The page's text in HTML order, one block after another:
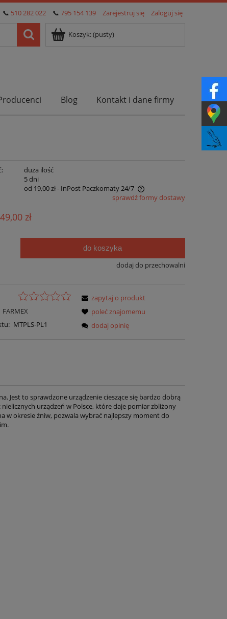
📞 510 282 022 📞 795 154 139 Zarejestruj się Zaloguj się
Koszyk:(pusty)
Blog Kontakt i dane firmy
duża ilość
5 dni
od 19,00 zł- InPost Paczkomaty 24/7
płatności
sprawdź formy dostawy
zł
do koszyka
dodaj do przechowalni
FARMEX
MTPLS-PL1
zapytaj o produkt
poleć znajomemu
dodaj opinię
Jest to sprawdzone urządzenie cieszące się bardzo dobrą
urządzeń w Polsce, które daje pomiar zbliżony
okresie żniw, pozwala wybrać najlepszy moment do